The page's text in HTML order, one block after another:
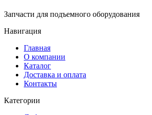
Запчасти для подъемного оборудования
Навигация
Главная
О компании
Каталог
Доставка и оплата
Контакты
Категории